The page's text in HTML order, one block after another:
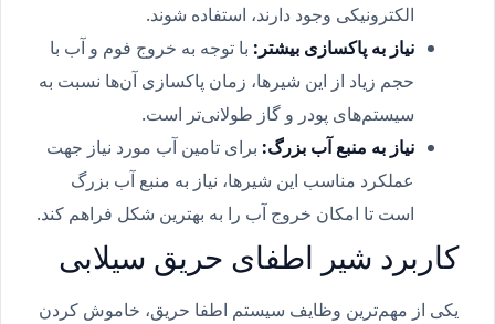
الکترونیکی وجود دارند، استفاده شوند.
نیاز به پاکسازی بیشتر: با توجه به خروج فوم و آب با
حجم زیاد از این شیرها، زمان پاکسازی آن‌ها نسبت به
سیستم‌های پودر و گاز طولانی‌تر است.
نیاز به منبع آب بزرگ: برای تامین آب مورد نیاز جهت
عملکرد مناسب این شیرها، نیاز به منبع آب بزرگ
است تا امکان خروج آب را به بهترین شکل فراهم کند.
کاربرد شیر اطفای حریق سیلابی
یکی از مهم‌ترین وظایف سیستم اطفا حریق، خاموش کردن